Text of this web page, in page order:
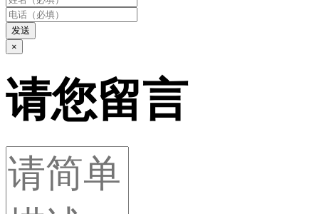
发送
×
请您留言